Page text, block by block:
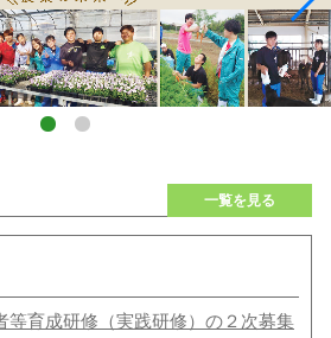
等育成研修（実践研修）の２次募集